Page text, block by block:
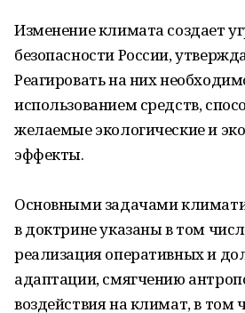
Изменение климата создает
безопасности России,
Реагировать на них
использованием средств,
желаемые экологические и
эффекты.
Основными задачами
в доктрине указаны в том
реализация оперативных и
адаптации, смягчению
воздействия на климат, в том